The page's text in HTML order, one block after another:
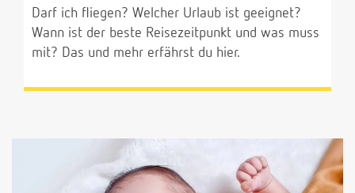
Darf ich fliegen? Welcher Urlaub ist geeignet?
Wann ist der beste Reisezeitpunkt und was muss
mit? Das und mehr erfährst du hier.